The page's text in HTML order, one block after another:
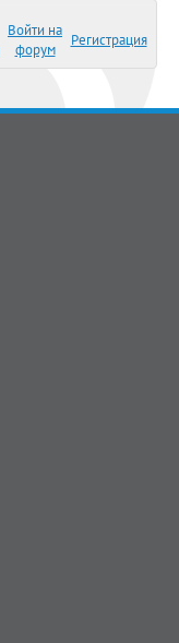
Войти на
форум
Регистрация